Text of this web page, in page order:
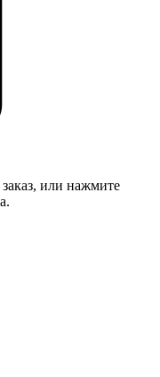
или нажмите